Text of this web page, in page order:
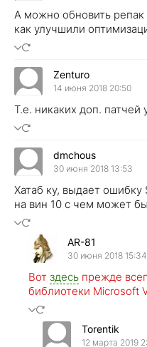
А можно обновить репак
как улучшили
Zenturo
14 июня 2018 20:50
Т.е. никаких доп. патчей
dmchous
30 июня 2018 13:53
Хатаб ку, выдает
на вин 10 с чем может
AR-81
30 июня 2018 15:34
Вот здесь прежде
библиотеки Microsoft
Torentik
12 марта 2019